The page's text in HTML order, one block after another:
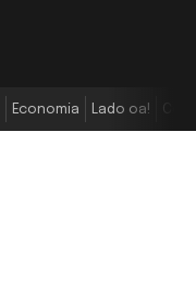
Economia Lado oa!